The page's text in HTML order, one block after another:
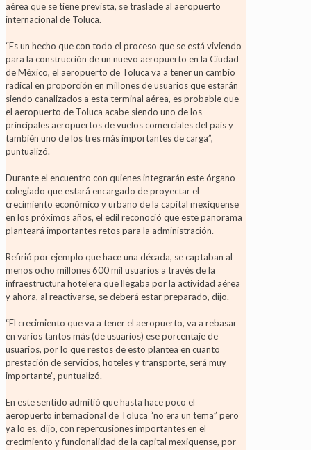
aérea que se tiene prevista, se traslade al aeropuerto
internacional de Toluca.
“Es un hecho que con todo el proceso que se está viviendo
para la construcción de un nuevo aeropuerto en la Ciudad
de México, el aeropuerto de Toluca va a tener un cambio
radical en proporción en millones de usuarios que estarán
siendo canalizados a esta terminal aérea, es probable que
el aeropuerto de Toluca acabe siendo uno de los
principales aeropuertos de vuelos comerciales del país y
también uno de los tres más importantes de carga”,
puntualizó.
Durante el encuentro con quienes integrarán este órgano
colegiado que estará encargado de proyectar el
crecimiento económico y urbano de la capital mexiquense
en los próximos años, el edil reconoció que este panorama
planteará importantes retos para la administración.
Refirió por ejemplo que hace una década, se captaban al
menos ocho millones 600 mil usuarios a través de la
infraestructura hotelera que llegaba por la actividad aérea
y ahora, al reactivarse, se deberá estar preparado, dijo.
“El crecimiento que va a tener el aeropuerto, va a rebasar
en varios tantos más (de usuarios) ese porcentaje de
usuarios, por lo que restos de esto plantea en cuanto
prestación de servicios, hoteles y transporte, será muy
importante”, puntualizó.
En este sentido admitió que hasta hace poco el
aeropuerto internacional de Toluca “no era un tema” pero
ya lo es, dijo, con repercusiones importantes en el
crecimiento y funcionalidad de la capital mexiquense, por